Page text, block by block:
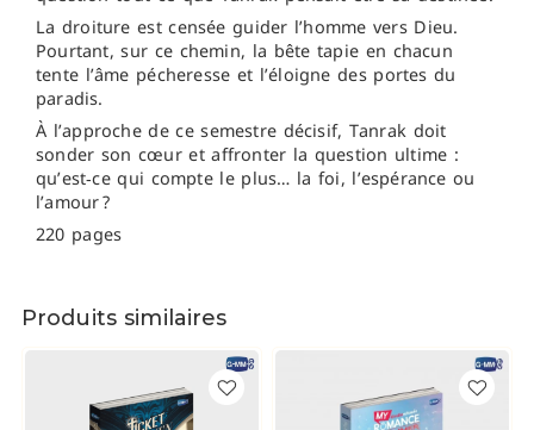
La droiture est censée guider l’homme vers Dieu.
Pourtant, sur ce chemin, la bête tapie en chacun
tente l’âme pécheresse et l’éloigne des portes du
paradis.
À l’approche de ce semestre décisif, Tanrak doit
sonder son cœur et affronter la question ultime :
qu’est‑ce qui compte le plus… la foi, l’espérance ou
l’amour ?
220 pages
Produits similaires